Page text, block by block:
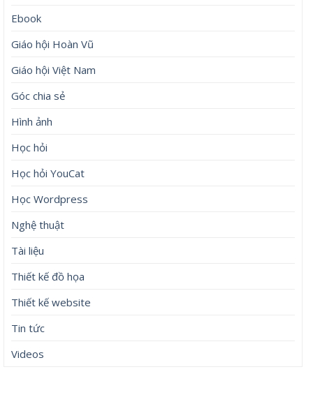
Ebook
Giáo hội Hoàn Vũ
Giáo hội Việt Nam
Góc chia sẻ
Hình ảnh
Học hỏi
Học hỏi YouCat
Học Wordpress
Nghệ thuật
Tài liệu
Thiết kế đồ họa
Thiết kế website
Tin tức
Videos